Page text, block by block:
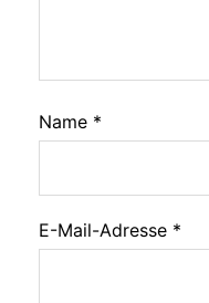
Name *
E-Mail-Adresse *